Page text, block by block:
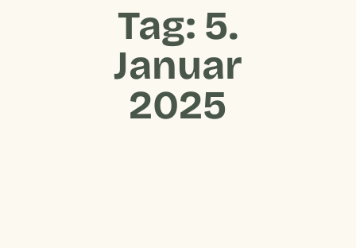
Tag: 5.
Januar
2025